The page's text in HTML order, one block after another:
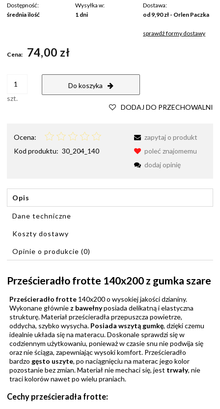
Dostępność:
średnia ilość
Wysyłka w:
1 dni
Dostawa:
od 9,90 zł - Orlen Paczka
sprawdź formy dostawy
Cena: 74,00 zł
szt.
Do koszyka
DODAJ DO PRZECHOWALNI
Ocena:
Kod produktu: 30_204_140
zapytaj o produkt
poleć znajomemu
dodaj opinię
Opis
Dane techniczne
Koszty dostawy
Cena nie zawiera ewentualnych kosztów płatności
Opinie o produkcie (0)
Prześcieradło frotte 140x200 z gumka szare
Prześcieradło frotte 140x200 o wysokiej jakościdzianiny.
Wykonane głównie z bawełnyposiada delikatną i elastyczna
strukturę. Materiał prześcieradła przepuszcza powietrze,
oddycha, szybko wysycha. Posiada wszytą gumkę, dzięki czemu
idealnie układa się na materacu. Doskonale sprawdzi się w
codziennym użytkowaniu, ponieważ w czasie snu nie podwija się
oraz nie ściąga, zapewniając wysoki komfort. Prześcieradło
bardzo gęsto uszyte, po naciągnięciu na materac jego kolor
pozostanie bez zmian. Materiał nie mechaci się, jest trwały, nie
traci kolorów nawet po wielu praniach.
Cechy prześcieradła frotte: